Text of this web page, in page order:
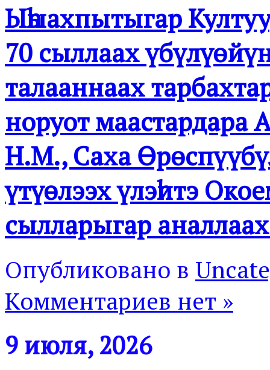
Ыһыахпытыгар
70 сыллаах
талааннаах
норуот
Н.М., Саха
үтүөлээх үлэһитэ
сылларыгар
Опубликовано в
Комментариев нет »
9 июля, 2026